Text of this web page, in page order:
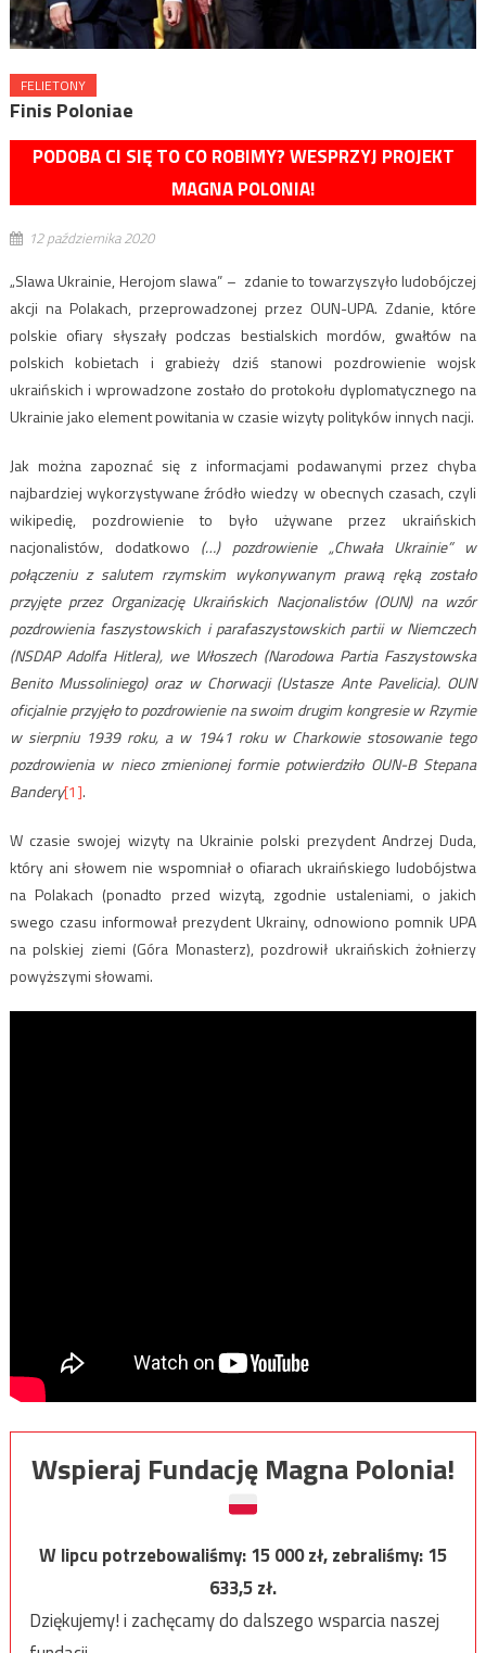
FELIETONY
Finis Poloniae
PODOBA CI SIĘ TO CO ROBIMY? WESPRZYJ PROJEKT
MAGNA POLONIA!
12 października 2020
„Slawa Ukrainie, Herojom slawa” – zdanie to towarzyszyło ludobójczej
akcji na Polakach, przeprowadzonej przez OUN-UPA. Zdanie, które
polskie ofiary słyszały podczas bestialskich mordów, gwałtów na
polskich kobietach i grabieży dziś stanowi pozdrowienie wojsk
ukraińskich i wprowadzone zostało do protokołu dyplomatycznego na
Ukrainie jako element powitania w czasie wizyty polityków innych nacji.
Jak można zapoznać się z informacjami podawanymi przez chyba
najbardziej wykorzystywane źródło wiedzy w obecnych czasach, czyli
wikipedię, pozdrowienie to było używane przez ukraińskich
nacjonalistów, dodatkowo (…) pozdrowienie „Chwała Ukrainie” w
połączeniu z salutem rzymskim wykonywanym prawą ręką zostało
przyjęte przez Organizację Ukraińskich Nacjonalistów (OUN) na wzór
pozdrowienia faszystowskich i parafaszystowskich partii w Niemczech
(NSDAP Adolfa Hitlera), we Włoszech (Narodowa Partia Faszystowska
Benito Mussoliniego) oraz w Chorwacji (Ustasze Ante Pavelicia). OUN
oficjalnie przyjęło to pozdrowienie na swoim drugim kongresie w Rzymie
w sierpniu 1939 roku, a w 1941 roku w Charkowie stosowanie tego
pozdrowienia w nieco zmienionej formie potwierdziło OUN-B Stepana
Bandery[1].
W czasie swojej wizyty na Ukrainie polski prezydent Andrzej Duda,
który ani słowem nie wspomniał o ofiarach ukraińskiego ludobójstwa
na Polakach (ponadto przed wizytą, zgodnie ustaleniami, o jakich
swego czasu informował prezydent Ukrainy, odnowiono pomnik UPA
na polskiej ziemi (Góra Monasterz), pozdrowił ukraińskich żołnierzy
powyższymi słowami.
Wspieraj Fundację Magna Polonia!
W lipcu potrzebowaliśmy:15 000zł, zebraliśmy:15
633,5zł.
Dziękujemy! i zachęcamy do dalszego wsparcia naszej